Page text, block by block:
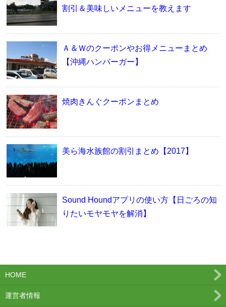
割引＆美味しいメニューを教えます
Ａ＆Ｗのクーポンやお得メニューまとめ
【沖縄ハンバーガー】
焼肉きんぐクーポンまとめ
美ら海水族館の割引まとめ【2017】
Sound Houndアプリの使い方【日ごろの知
りたいモヤモヤを解消】
HOME
運営者情報